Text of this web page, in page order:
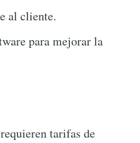
al cliente.
para mejorar la
tarifas de